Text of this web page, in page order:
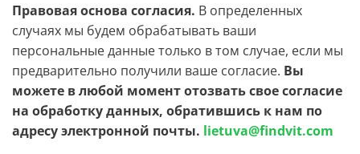
Правовая основа согласия. В определенных
случаях мы будем обрабатывать ваши
персональные данные только в том случае, если мы
предварительно получили ваше согласие. Вы
можете в любой момент отозвать свое согласие
на обработку данных, обратившись к нам по
адресу электронной почты. lietuva@findvit.com